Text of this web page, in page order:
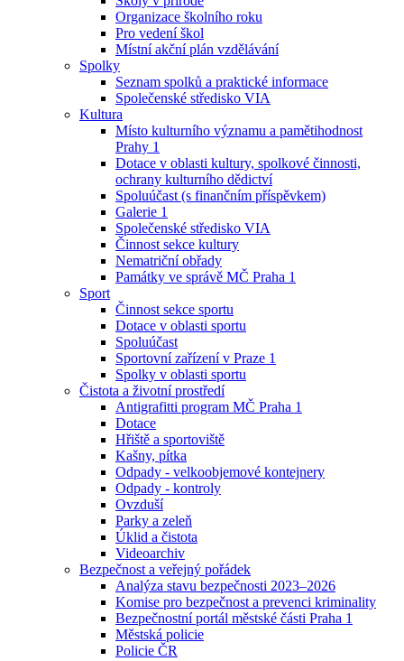
Organizace školního roku
Pro vedení škol
Místní akční plán vzdělávání
Spolky
Seznam spolků a praktické informace
Společenské středisko VIA
Kultura
Místo kulturního významu a pamětihodnost
Prahy 1
Dotace v oblasti kultury, spolkové činnosti,
ochrany kulturního dědictví
Spoluúčast (s finančním příspěvkem)
Galerie 1
Společenské středisko VIA
Činnost sekce kultury
Nematriční obřady
Památky ve správě MČ Praha 1
Sport
Činnost sekce sportu
Dotace v oblasti sportu
Spoluúčast
Sportovní zařízení v Praze 1
Spolky v oblasti sportu
Čistota a životní prostředí
Antigrafitti program MČ Praha 1
Dotace
Hřiště a sportoviště
Kašny, pítka
Odpady - velkoobjemové kontejnery
Odpady - kontroly
Ovzduší
Parky a zeleň
Úklid a čistota
Videoarchiv
Bezpečnost a veřejný pořádek
Analýza stavu bezpečnosti 2023–2026
Komise pro bezpečnost a prevenci kriminality
Bezpečnostní portál městské části Praha 1
Městská policie
Policie ČR